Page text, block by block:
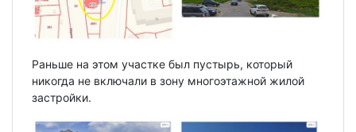
Раньше на этом участке был пустырь, который
никогда не включали в зону многоэтажной жилой
застройки.